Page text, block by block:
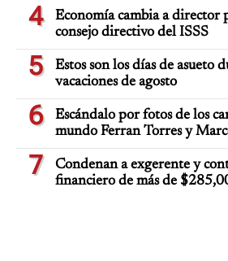
4
Economía cambia a director
consejo directivo del ISSS
5
Estos son los días de asueto
vacaciones de agosto
6
Escándalo por fotos de los
mundo Ferran Torres y
7
Condenan a exgerente y
financiero de más de